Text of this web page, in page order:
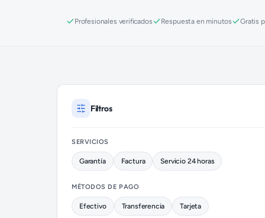
Profesionales verificados Respuesta en minutos Gratis
Electricistas disponibles en Iztacalco (colonia Gabriel Ramos
Filtros
SERVICIOS
Garantía Factura Servicio 24 horas
MÉTODOS DE PAGO
Efectivo Transferencia Tarjeta